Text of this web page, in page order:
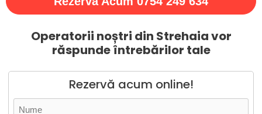
Operatorii noștri din Strehaia vor
răspunde întrebărilor tale
Rezervă acum online!